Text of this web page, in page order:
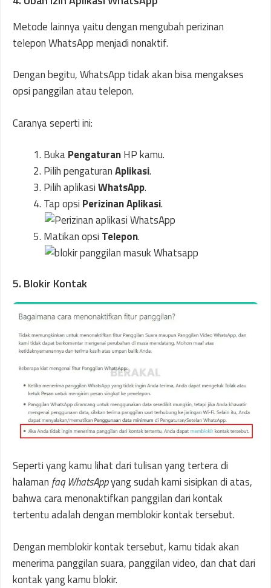
Metode lainnya yaitu dengan mengubah perizinan
telepon WhatsApp menjadi nonaktif.
Dengan begitu, WhatsApp tidak akan bisa mengakses
opsi panggilan atau telepon.
Caranya seperti ini:
BukaPengaturanHP kamu.
Pilih pengaturanAplikasi.
Pilih aplikasiWhatsApp.
Tap opsi Perizinan Aplikasi.
Matikan opsi Telepon.
5. Blokir Kontak
Seperti yang kamu lihat dari tulisan yang tertera di
halaman faq WhatsAppyang sudah kami sisipkan di atas,
bahwa cara menonaktifkan panggilan dari kontak
tertentu adalah dengan memblokir kontak tersebut.
Dengan memblokir kontak tersebut, kamu tidak akan
menerima panggilan suara, panggilan video, dan chat dari
kontak yang kamu blokir.